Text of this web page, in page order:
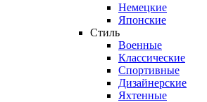
Немецкие
Японские
Стиль
Военные
Классические
Спортивные
Дизайнерские
Яхтенные